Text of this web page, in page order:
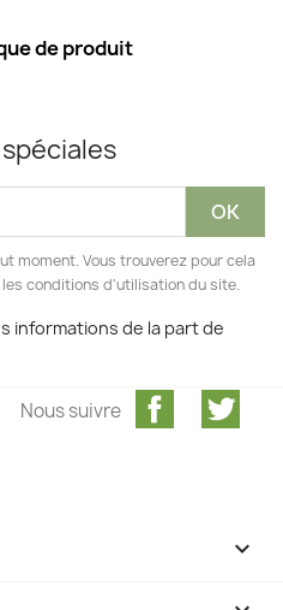
de produit
moment. Vous trouverez pour cela
conditions d'utilisation du site.
informations de la part de
Facebook
Nous suivre
